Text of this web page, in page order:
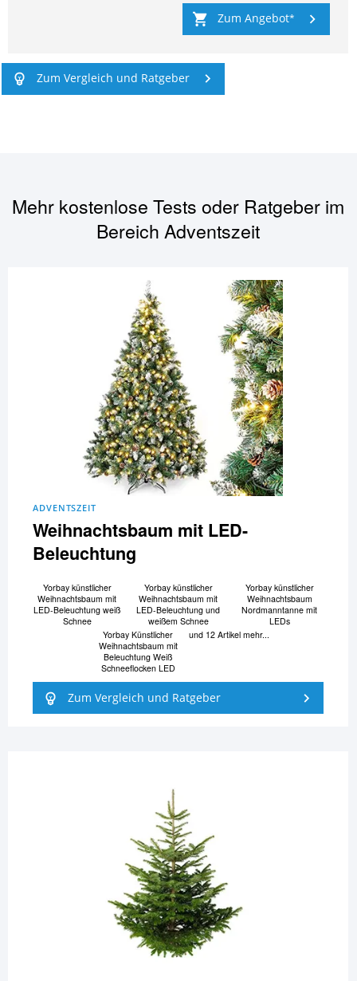
Zum Angebot
Zum Vergleich und Ratgeber
Mehr kostenlose Tests oder Ratgeber im
Bereich Adventszeit
ADVENTSZEIT
Weihnachtsbaum mit LED-
Beleuchtung
Yorbay künstlicher
Weihnachtsbaum mit
LED-Beleuchtung weiß
Schnee
Yorbay künstlicher
Weihnachtsbaum mit
LED-Beleuchtung und
weißem Schnee
Yorbay künstlicher
Weihnachtsbaum
Nordmanntanne mit
LEDs
Yorbay Künstlicher
Weihnachtsbaum mit
Beleuchtung Weiß
Schneeflocken LED
und 12 Artikel mehr...
Zum Vergleich und Ratgeber